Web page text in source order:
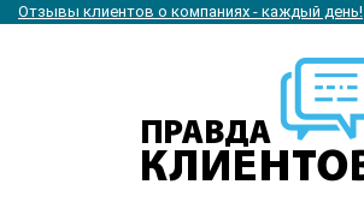
Отзывы клиентов о компаниях - каждый день!